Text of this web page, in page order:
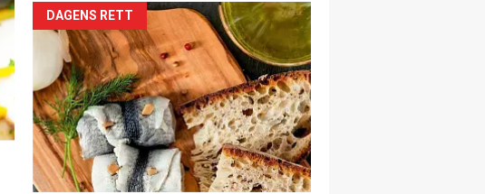
Artikler
detail
-
section
11
DAGENS RETT